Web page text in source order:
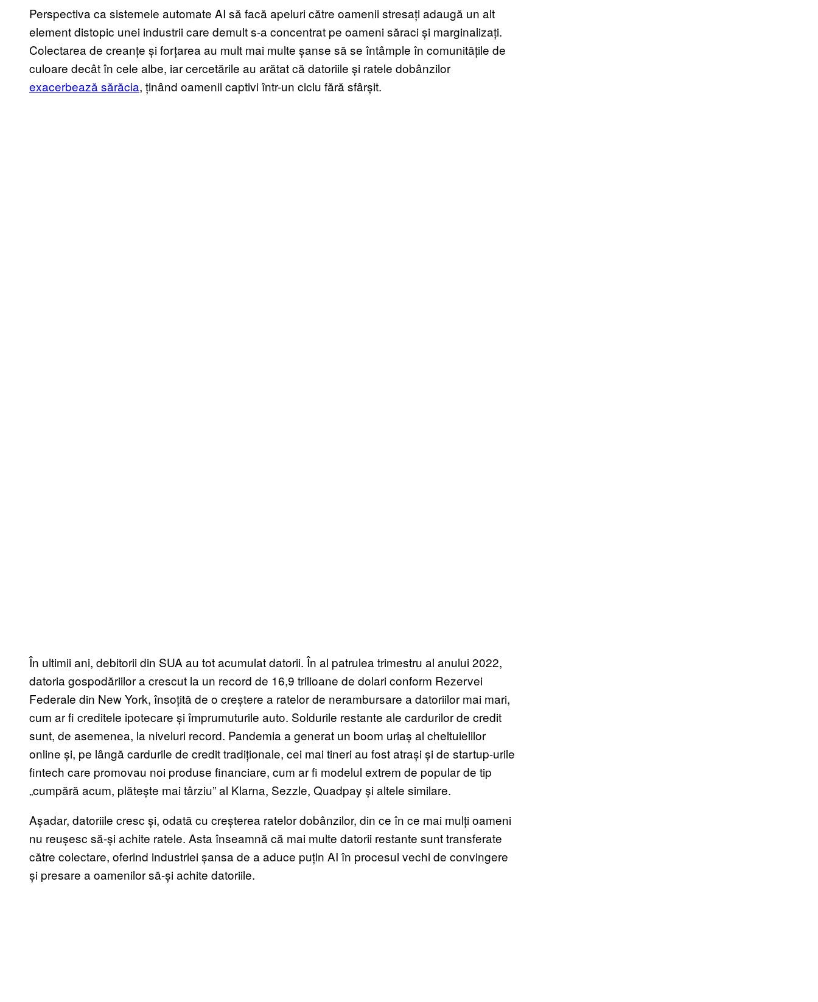
Perspectiva ca sistemele automate AI să facă apeluri către oamenii stresați adaugă un alt
element distopic unei industrii care demult s-a concentrat pe oameni săraci și marginalizați.
Colectarea de creanțe și forțarea au mult mai multe șanse să se întâmple în comunitățile de
culoare decât în cele albe, iar cercetările au arătat că datoriile și ratele dobânzilor
exacerbează sărăcia, ținând oamenii captivi într-un ciclu fără sfârșit.
În ultimii ani, debitorii din SUA au tot acumulat datorii. În al patrulea trimestru al anului 2022,
datoria gospodăriilora crescut la un record de 16,9 trilioane de dolariconform Rezervei
Federale din New York, însoțită de o creștere a ratelor de nerambursare a datoriilor mai mari,
cum ar fi creditele ipotecare și împrumuturile auto. Soldurile restante ale cardurilor de credit
sunt, de asemenea, la niveluri record. Pandemia a generat un boom uriaș al cheltuielilor
online și, pe lângă cardurile de credit tradiționale, cei mai tineri au fost atrași și de startup-urile
fintech care promovau noi produse financiare, cum ar fi modelul extrem de popular de tip
„cumpără acum, plătește mai târziu” al Klarna, Sezzle, Quadpay și altele similare.
Așadar, datoriile cresc și, odată cu creșterea ratelor dobânzilor, din ce în ce mai mulți oameni
nu reușesc să-și achite ratele. Asta înseamnă că mai multe datorii restante sunt transferate
către colectare, oferind industriei șansa de a aduce puțin AI în procesul vechi de convingere
și presare a oamenilor să-și achite datoriile.